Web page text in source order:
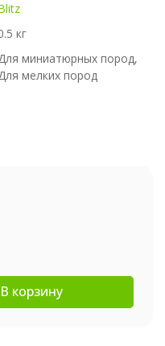
кг
миниатюрных пород,
мелких пород
В корзину